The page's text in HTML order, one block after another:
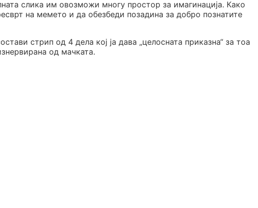
слика им овозможи многу простор за имагинација. Како
на мемето и да обезбеди позадина за добро познатите
стрип од 4 дела кој ја дава „целосната приказна“ за тоа
од мачката.